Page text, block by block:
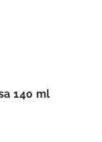
140 ml